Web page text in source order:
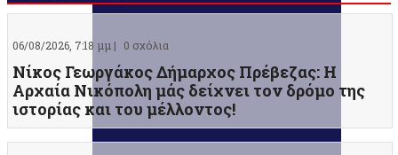
06/08/2026, 7:18 μμ | 0 σχόλια
Νίκος Γεωργάκος Δήμαρχος Πρέβεζας: Η
Αρχαία Νικόπολη μάς δείχνει τον δρόμο της
ιστορίας και του μέλλοντος!